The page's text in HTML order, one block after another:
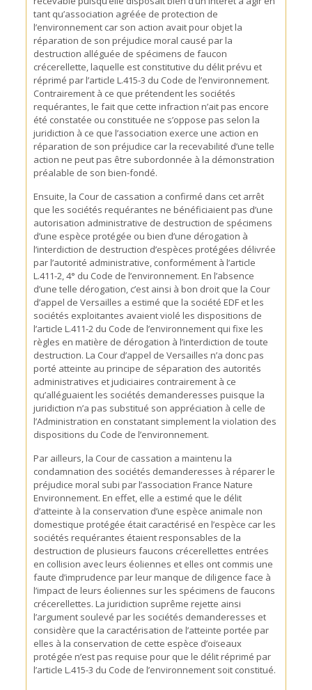
tant qu’association agréée de protection de
l’environnement car son action avait pour objet la
réparation de son préjudice moral causé par la
destruction alléguée de spécimens de faucon
crécerellette, laquelle est constitutive du délit prévu et
réprimé par l’article L.415-3 du Code de l’environnement.
Contrairement à ce que prétendent les sociétés
requérantes, le fait que cette infraction n’ait pas encore
été constatée ou constituée ne s’oppose pas selon la
juridiction à ce que l’association exerce une action en
réparation de son préjudice car la recevabilité d’une telle
action ne peut pas être subordonnée à la démonstration
préalable de son bien-fondé.
Ensuite, la Cour de cassation a confirmé dans cet arrêt
que les sociétés requérantes ne bénéficiaient pas d’une
autorisation administrative de destruction de spécimens
d’une espèce protégée ou bien d’une dérogation à
l’interdiction de destruction d’espèces protégées délivrée
par l’autorité administrative, conformément à l’article
L.411-2, 4° du Code de l’environnement. En l’absence
d’une telle dérogation, c’est ainsi à bon droit que la Cour
d’appel de Versailles a estimé que la société EDF et les
sociétés exploitantes avaient violé les dispositions de
l’article L.411-2 du Code de l’environnement qui fixe les
règles en matière de dérogation à l’interdiction de toute
destruction. La Cour d’appel de Versailles n’a donc pas
porté atteinte au principe de séparation des autorités
administratives et judiciaires contrairement à ce
qu’alléguaient les sociétés demanderesses puisque la
juridiction n’a pas substitué son appréciation à celle de
l’Administration en constatant simplement la violation des
dispositions du Code de l’environnement.
Par ailleurs, la Cour de cassation a maintenu la
condamnation des sociétés demanderesses à réparer le
préjudice moral subi par l’association France Nature
Environnement. En effet, elle a estimé que le délit
d’atteinte à la conservation d’une espèce animale non
domestique protégée était caractérisé en l’espèce car les
sociétés requérantes étaient responsables de la
destruction de plusieurs faucons crécerellettes entrées
en collision avec leurs éoliennes et elles ont commis une
faute d’imprudence par leur manque de diligence face à
l’impact de leurs éoliennes sur les spécimens de faucons
crécerellettes. La juridiction suprême rejette ainsi
l’argument soulevé par les sociétés demanderesses et
considère que la caractérisation de l’atteinte portée par
elles à la conservation de cette espèce d’oiseaux
protégée n’est pas requise pour que le délit réprimé par
l’article L.415-3 du Code de l’environnement soit constitué.